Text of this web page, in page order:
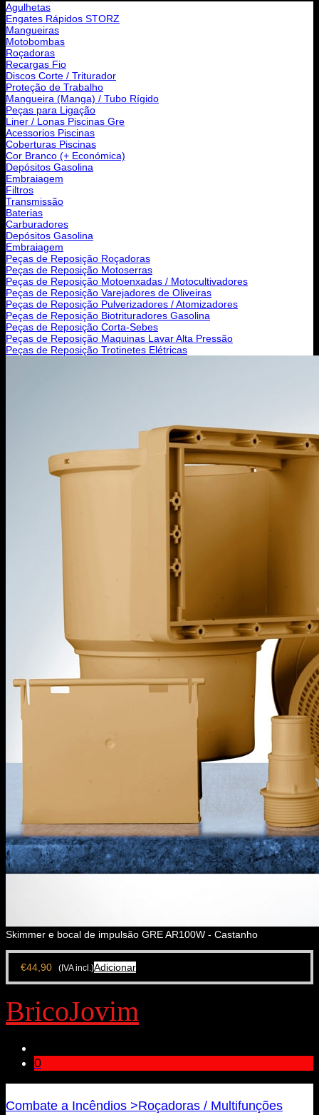
Agulhetas
Engates Rápidos STORZ
Mangueiras
Motobombas
Roçadoras
Recargas Fio
Discos Corte / Triturador
Proteção de Trabalho
Mangueira (Manga) / Tubo Rígido
Peças para Ligação
Liner / Lonas Piscinas Gre
Acessorios Piscinas
Coberturas Piscinas
Cor Branco (+ Económica)
Depósitos Gasolina
Embraiagem
Filtros
Transmissão
Baterias
Carburadores
Depósitos Gasolina
Embraiagem
Peças de Reposição Roçadoras
Peças de Reposição Motoserras
Peças de Reposição Motoenxadas / Motocultivadores
Peças de Reposição Varejadores de Oliveiras
Peças de Reposição Pulverizadores / Atomizadores
Peças de Reposição Biotrituradores Gasolina
Peças de Reposição Corta-Sebes
Peças de Reposição Maquinas Lavar Alta Pressão
Peças de Reposição Trotinetes Elétricas
Skimmer e bocal de impulsão GRE AR100W - Castanho
€44,90 (IVA incl.)Adicionar
BricoJovim
0
Combate a Incêndios >Roçadoras / Multifunções